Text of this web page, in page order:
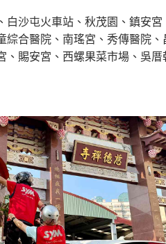
白沙屯火車站、秋茂園、鎮安
綜合醫院、南瑤宮、秀傳醫院
、賜安宮、西螺果菜市場、吳